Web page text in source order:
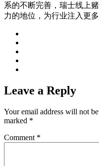
系的不断完善，瑞士线上
力的地位，为行业注入更多
Leave a Reply
Your email address will not
marked *
Comment *